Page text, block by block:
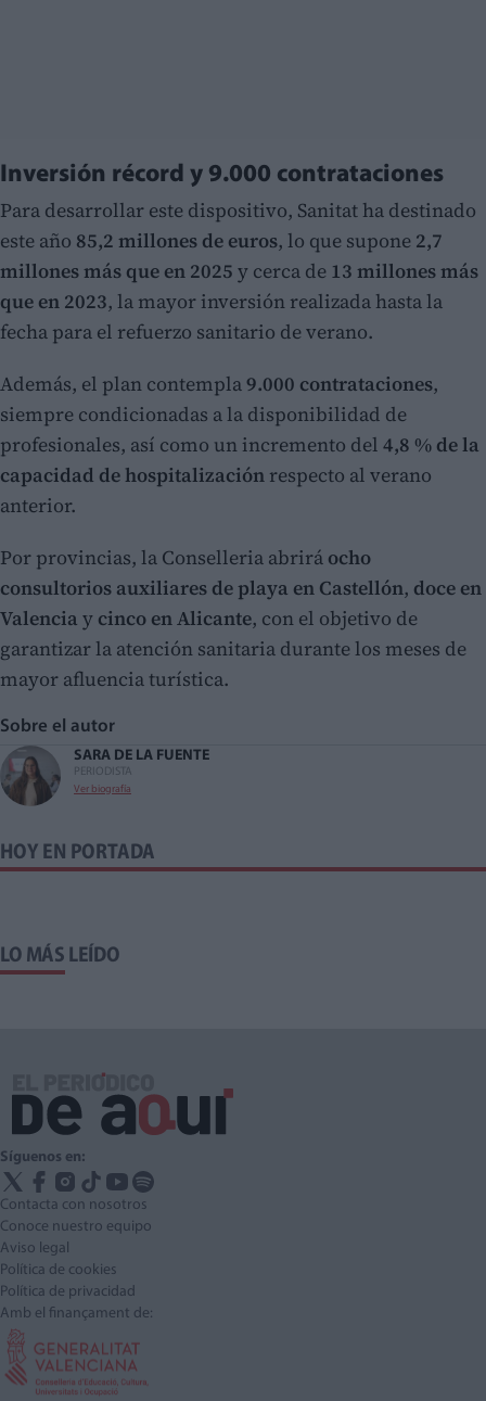
Inversión récord y 9.000 contrataciones
Para desarrollar este dispositivo, Sanitat ha destinado
este año 85,2 millones de euros, lo que supone 2,7
millones más que en 2025 y cerca de 13 millones más
que en 2023, la mayor inversión realizada hasta la
fecha para el refuerzo sanitario de verano.
Además, el plan contempla9.000 contrataciones,
siempre condicionadas a la disponibilidad de
profesionales, así como un incremento del 4,8 % de la
capacidad de hospitalización respecto al verano
anterior.
Por provincias, la Conselleria abrirá ocho
consultorios auxiliares de playa en Castellón, doce en
Valencia y cinco en Alicante, con el objetivo de
garantizar la atención sanitaria durante los meses de
mayor afluencia turística.
Sobre el autor
SARA DE LA FUENTE
PERIODISTA
Ver biografía
HOY EN PORTADA
LO MÁS LEÍDO
Síguenos en:
Contacta con nosotros
Conoce nuestro equipo
Aviso legal
Política de cookies
Política de privacidad
Amb el finançament de: